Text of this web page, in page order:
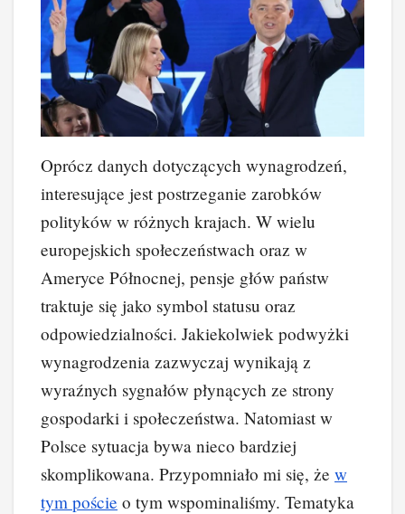
Oprócz danych dotyczących wynagrodzeń,
interesujące jest postrzeganie zarobków
polityków w różnych krajach. W wielu
europejskich społeczeństwach oraz w
Ameryce Północnej, pensje głów państw
traktuje się jako symbol statusu oraz
odpowiedzialności. Jakiekolwiek podwyżki
wynagrodzenia zazwyczaj wynikają z
wyraźnych sygnałów płynących ze strony
gospodarki i społeczeństwa. Natomiast w
Polsce sytuacja bywa nieco bardziej
skomplikowana. Przypomniało mi się, że w
tym poście o tym wspominaliśmy. Tematyka